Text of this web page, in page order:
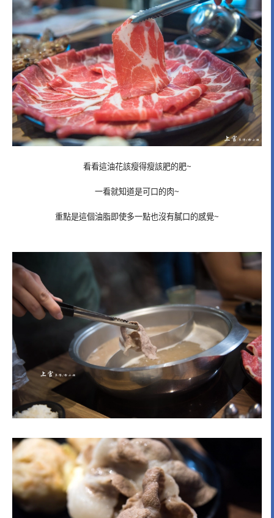
看看這油花該瘦得瘦該肥的肥~
一看就知道是可口的肉~
重點是這個油脂即使多一點也沒有膩口的感覺~